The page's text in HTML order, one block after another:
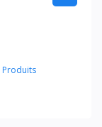
Produits